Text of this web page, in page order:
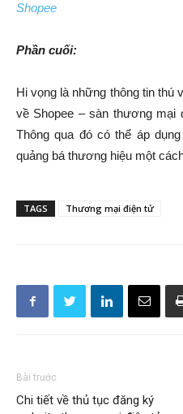
Shopee
Phần cuối:
Hi vọng là những thông tin thú
về Shopee – sàn thương mại
Thông qua đó có thể áp
quảng bá thương hiệu một
TAGS Thương mại điện tử
Bài trước
Chi tiết về thủ tục đăng ký